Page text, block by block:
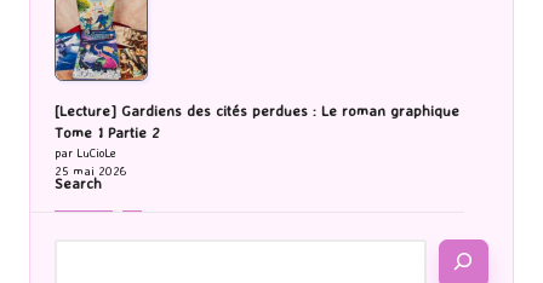
[Lecture] Gardiens des cités perdues : Le roman graphique
Tome 1 Partie 2
par LuCioLe
25 mai 2026
Search